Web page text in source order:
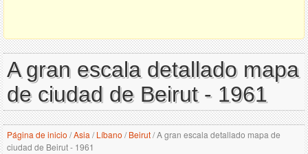
A gran escala detallado mapa
de ciudad de Beirut - 1961
Página de inicio /Asia / Líbano / Beirut/A gran escala detallado mapa de
ciudad de Beirut - 1961